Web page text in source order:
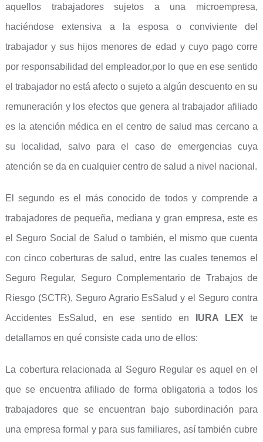
aquellos trabajadores sujetos a una microempresa,
haciéndose extensiva a la esposa o conviviente del
trabajador y sus hijos menores de edad y cuyo pago corre
por responsabilidad del empleador,por lo que en ese sentido
el trabajador no está afecto o sujeto a algún descuento en su
remuneración y los efectos que genera al trabajador afiliado
es la atención médica en el centro de salud mas cercano a
su localidad, salvo para el caso de emergencias cuya
atención se da en cualquier centro de salud a nivel nacional.
El segundo es el más conocido de todos y comprende a
trabajadores de pequeña, mediana y gran empresa, este es
el Seguro Social de Salud o también, el mismo que cuenta
con cinco coberturas de salud, entre las cuales tenemos el
Seguro Regular, Seguro Complementario de Trabajos de
Riesgo (SCTR), Seguro Agrario EsSalud y el Seguro contra
Accidentes EsSalud, en ese sentido en
IURA LEXte
detallamos en qué consiste cada uno de ellos:
La cobertura relacionada al Seguro Regular es aquel en el
que se encuentra afiliado de forma obligatoria a todos los
trabajadores que se encuentran bajo subordinación para
una empresa formal y para sus familiares, así también cubre